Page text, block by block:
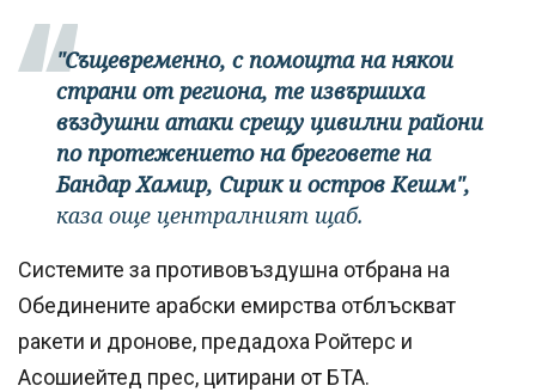
"Същевременно, с помощта на някои
страни от региона, те извършиха
въздушни атаки срещу цивилни райони
по протежението на бреговете на
Бандар Хамир, Сирик и остров Кешм",
каза още централният щаб.
Системите за противовъздушна отбрана на
Обединените арабски емирства отблъскват
ракети и дронове, предадоха Ройтерс и
Асошиейтед прес, цитирани от БТА.